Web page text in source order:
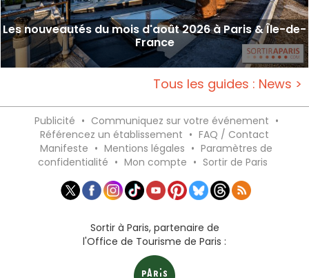
Les nouveautés du mois d'août 2026 à Paris & Île-de-
France
Tous les guides : News >
Publicité • Communiquez sur votre événement •
Référencez un établissement • FAQ / Contact
Manifeste • Mentions légales • Paramètres de
confidentialité • Mon compte • Sortir de Paris
Sortir à Paris, partenaire de
l'Office de Tourisme de Paris :